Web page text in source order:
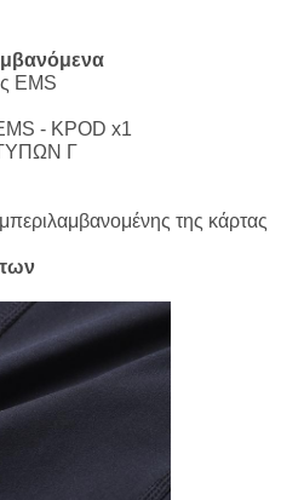
EMS
- KPOD x1
Γ
της κάρτας